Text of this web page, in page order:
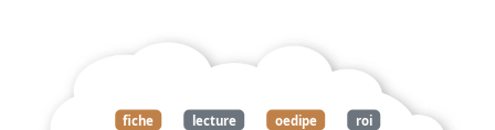
fiche lecture oedipe roi